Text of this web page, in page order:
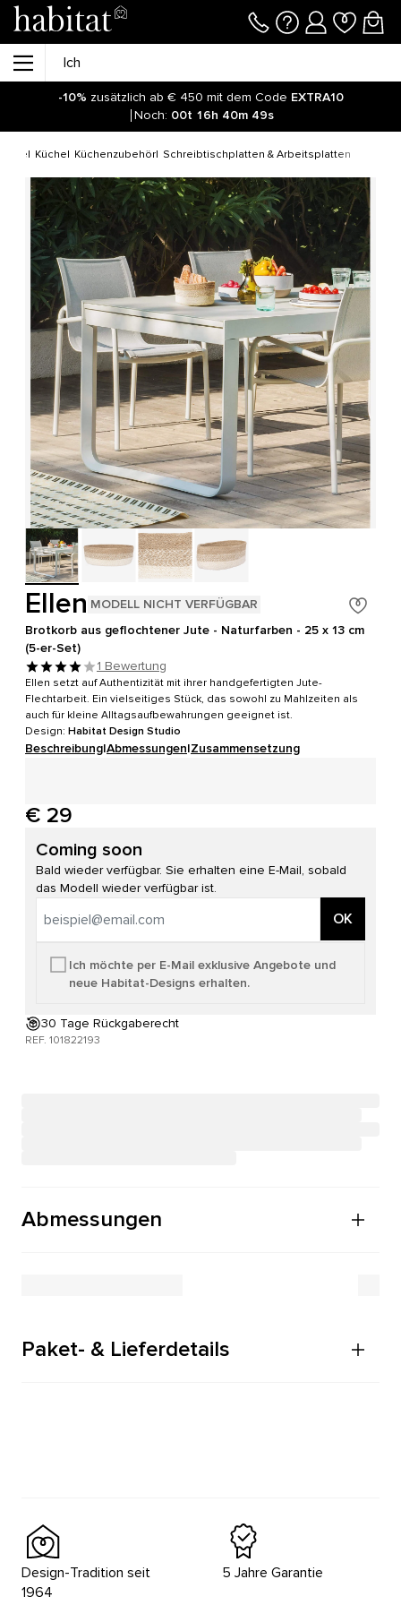
-10% zusätzlich ab € 450 mit dem Code EXTRA10
Noch: 00t 16h 40m 49s
Küche Küchenzubehör Schreibtischplatten & Arbeitsplatten
Ellen MODELL NICHT VERFÜGBAR
Brotkorb aus geflochtener Jute - Naturfarben - 25 x 13 cm
(5-er-Set)
1 Bewertung
Ellen setzt auf Authentizität mit ihrer handgefertigten Jute-
Flechtarbeit. Ein vielseitiges Stück, das sowohl zu Mahlzeiten als
auch für kleine Alltagsaufbewahrungen geeignet ist.
Design: Habitat Design Studio
Beschreibung|Abmessungen|Zusammensetzung
€ 29
Coming soon
Bald wieder verfügbar. Sie erhalten eine E-Mail, sobald
das Modell wieder verfügbar ist.
OK
Ich möchte per E-Mail exklusive Angebote und
neue Habitat-Designs erhalten.
30 Tage Rückgaberecht
REF. 101822193
Abmessungen
Paket- & Lieferdetails
Design-Tradition seit
1964
5 Jahre Garantie